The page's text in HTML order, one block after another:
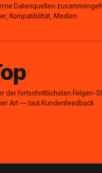
Datenquellen
Kompatibilität, Medien
der fortschrittlichsten Felgen-
Art — laut Kundenfeedback